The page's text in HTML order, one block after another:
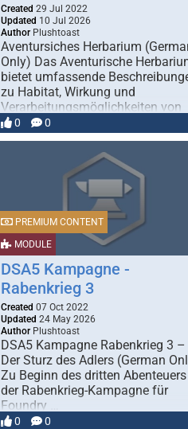
Created 29 Jul 2022
Updated 10 Jul 2026
AuthorPlushtoast
Aventursiches Herbarium
Only) Das Aventurische
bietet umfassende
zu Habitat, Wirkung und
Verarbeitungsmöglichkeiten von
über 60 phantastischen
0 0
MODULE
PREMIUM CONTENT
DSA5 Kampagne -
Rabenkrieg 3
Created 07 Oct 2022
Updated 24 May 2026
AuthorPlushtoast
DSA5 Kampagne Rabenkrieg 3 –
Der Sturz des Adlers (German
Zu Beginn des dritten Abenteuers
der Rabenkrieg-Kampagne für
Foundry …
0 0